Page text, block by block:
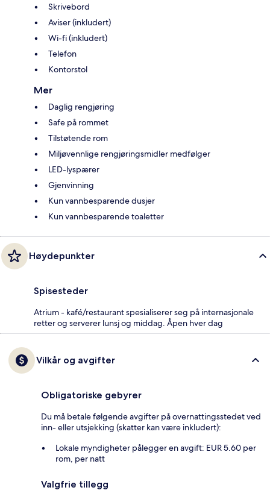
Skrivebord
Aviser (inkludert)
Wi-fi (inkludert)
Telefon
Kontorstol
Mer
Daglig rengjøring
Safe på rommet
Tilstøtende rom
Miljøvennlige rengjøringsmidler medfølger
LED-lyspærer
Gjenvinning
Kun vannbesparende dusjer
Kun vannbesparende toaletter
Høydepunkter
Spisesteder
Atrium - kafé/restaurant spesialiserer seg på internasjonale
retter og serverer lunsj og middag. Åpen hver dag
Vilkår og avgifter
Obligatoriske gebyrer
Du må betale følgende avgifter på overnattingsstedet ved
inn- eller utsjekking (skatter kan være inkludert):
Lokale myndigheter pålegger en avgift: EUR 5.60 per
rom, per natt
Valgfrie tillegg